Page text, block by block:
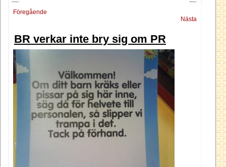
Föregående
Nästa
BR verkar inte bry sig om PR